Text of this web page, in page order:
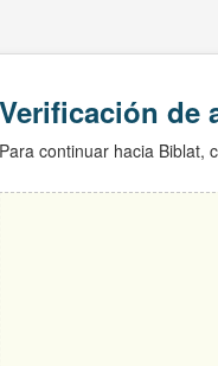
Verificación de
Para continuar hacia Biblat,